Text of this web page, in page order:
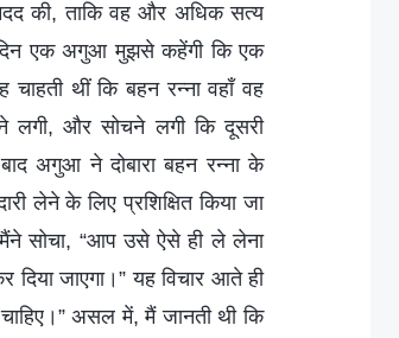
की, ताकि वह और अधिक सत्य
एक अगुआ मुझसे कहेंगी कि एक
थीं कि बहन रन्ना वहाँ वह
लगी, और सोचने लगी कि दूसरी
अगुआ ने दोबारा बहन रन्ना के
लेने के लिए प्रशिक्षित किया जा
मैंने सोचा, “आप उसे ऐसे ही ले लेना
जाएगा।” यह विचार आते ही
असल में, मैं जानती थी कि